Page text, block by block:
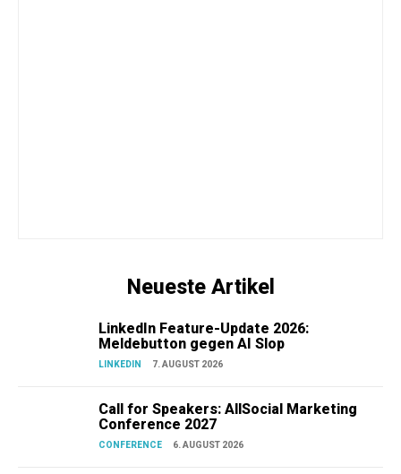
Neueste Artikel
LinkedIn Feature-Update 2026:
Meldebutton gegen AI Slop
LINKEDIN 7. AUGUST 2026
Call for Speakers: AllSocial Marketing
Conference 2027
CONFERENCE 6. AUGUST 2026